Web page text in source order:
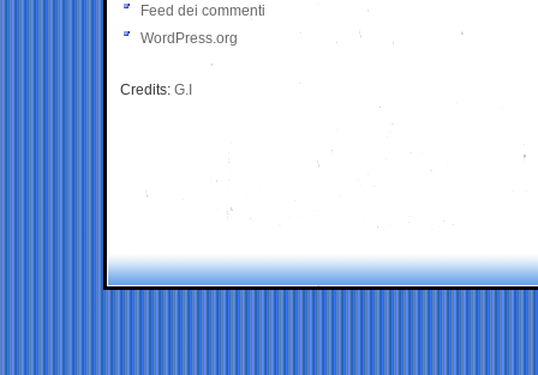
Feed dei commenti
WordPress.org
Credits: G.I